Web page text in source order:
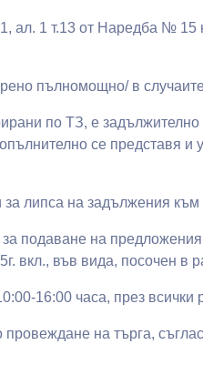
ал. 1 т.13 от Наредба № 15
пълномощно/ в
по ТЗ, е
се представя и
липса на задължения
за подаване на
вкл., във вида, посочен
16:00 часа, през
провеждане на търга,